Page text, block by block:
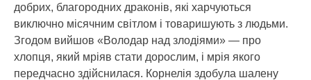
добрих, благородних драконів, які харчуються
виключно місячним світлом і товаришують з людьми.
Згодом вийшов «Володар над злодіями» — про
хлопця, який мріяв стати дорослим, і мрія якого
передчасно здійснилася. Корнелія здобула шалену